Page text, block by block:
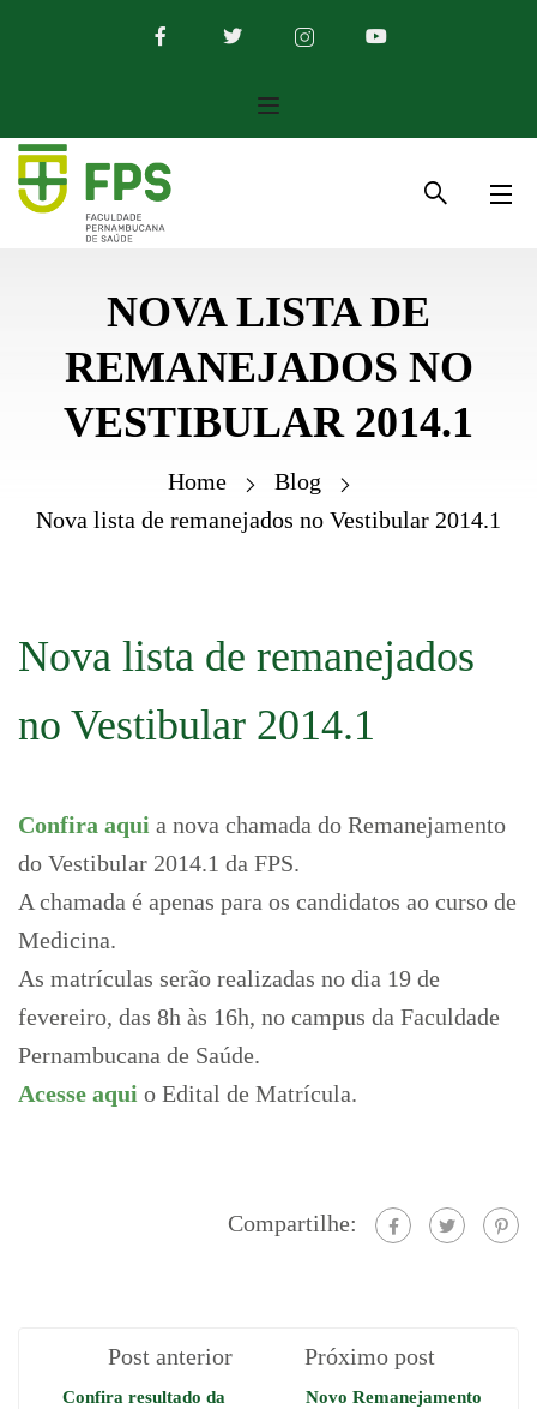
NOVA LISTA DE
REMANEJADOS NO
VESTIBULAR 2014.1
Home
Blog
Nova lista de remanejados no Vestibular 2014.1
Nova lista de remanejados
no Vestibular 2014.1
Confira aqui a nova chamada do Remanejamento
do Vestibular 2014.1 da FPS.
A chamada é apenas para os candidatos ao curso de
Medicina.
As matrículas serão realizadas no dia 19 de
fevereiro, das 8h às 16h, no campus da Faculdade
Pernambucana de Saúde.
Acesse aqui o Edital de Matrícula.
Compartilhe:
Post anterior
Confira resultado da
Próximo post
Novo Remanejamento